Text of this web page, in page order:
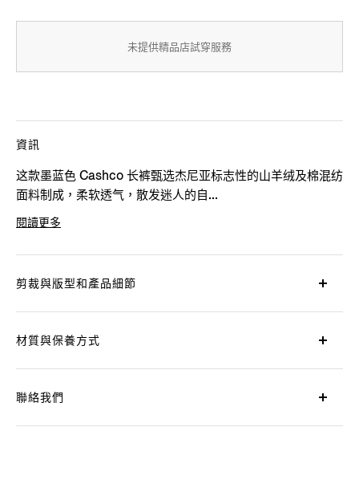
未提供精品店試穿服務
資訊
这款墨蓝色 Cashco 长裤甄选杰尼亚标志性的山羊绒及棉混纺
面料制成，柔软透气，散发迷人的自...
閱讀更多
剪裁與版型和產品細節
材質與保養方式
聯絡我們